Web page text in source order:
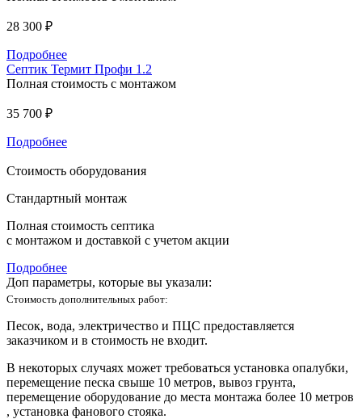
28 300 ₽
Подробнее
Септик Термит Профи 1.2
Полная стоимость с монтажом
35 700 ₽
Подробнее
Стоимость оборудования
Стандартный монтаж
Полная стоимость септика
с монтажом и доставкой с учетом акции
Подробнее
Доп параметры, которые вы указали:
Стоимость дополнительных работ:
Песок, вода, электричество и ПЦС предоставляется
заказчиком и в стоимость не входит.
В некоторых случаях может требоваться установка опалубки,
перемещение песка свыше 10 метров, вывоз грунта,
перемещение оборудование до места монтажа более 10 метров
, установка фанового стояка.